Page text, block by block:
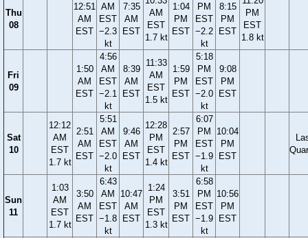
Thu
08
12:51
AM
EST
AM
EST
−2.3
kt
7:35
AM
EST
AM
EST
1.7 kt
1:04
PM
EST
PM
EST
−2.2
kt
8:15
PM
EST
PM
EST
1.8 kt
Fri
09
1:50
AM
EST
4:56
AM
EST
−2.1
kt
8:39
AM
EST
11:33
AM
EST
1.5 kt
1:59
PM
EST
5:18
PM
EST
−2.0
kt
9:08
PM
EST
Sat
10
12:12
AM
EST
1.7 kt
2:51
AM
EST
5:51
AM
EST
−2.0
kt
9:46
AM
EST
12:28
PM
EST
1.4 kt
2:57
PM
EST
6:07
PM
EST
−1.9
kt
10:04
PM
EST
Sun
11
1:03
AM
EST
1.7 kt
3:50
AM
EST
6:43
AM
EST
−1.8
kt
10:47
AM
EST
1:24
PM
EST
1.3 kt
3:51
PM
EST
6:58
PM
EST
−1.9
kt
10:56
PM
EST